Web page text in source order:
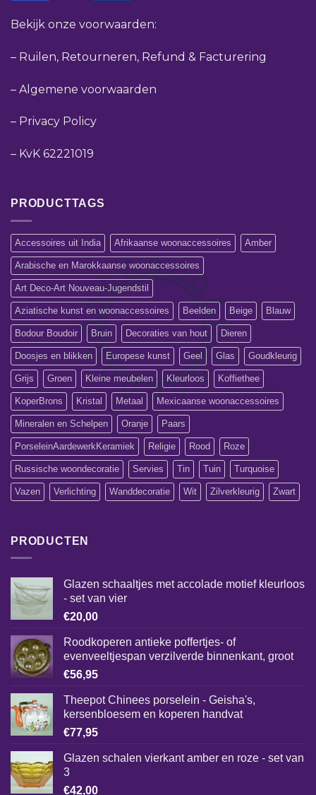
Bekijk onze voorwaarden:
– Ruilen, Retourneren, Refund & Facturering
– Algemene voorwaarden
– Privacy Policy
– KvK 62221019
PRODUCTTAGS
Accessoires uit India Afrikaanse woonaccessoires Amber
Arabische en Marokkaanse woonaccessoires
Art Deco-Art Nouveau-Jugendstil
Aziatische kunst en woonaccessoires Beelden Beige Blauw
Bodour Boudoir Bruin Decoraties van hout Dieren
Doosjes en blikken Europese kunst Geel Glas Goudkleurig
Grijs Groen Kleine meubelen Kleurloos Koffiethee
KoperBrons Kristal Metaal Mexicaanse woonaccessoires
Mineralen en Schelpen Oranje Paars
PorseleinAardewerkKeramiek Religie Rood Roze
Russische woondecoratie Servies Tin Tuin Turquoise
Vazen Verlichting Wanddecoratie Wit Zilverkleurig Zwart
PRODUCTEN
Glazen schaaltjes met accolade motief kleurloos
- set van vier
€20,00
Roodkoperen antieke poffertjes- of
evenveeltjespan verzilverde binnenkant, groot
€56,95
Theepot Chinees porselein - Geisha's,
kersenbloesem en koperen handvat
€77,95
Glazen schalen vierkant amber en roze - set van
3
€42,00